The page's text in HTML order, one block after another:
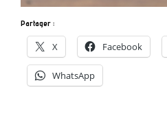
Partager :
X Facebook
WhatsApp